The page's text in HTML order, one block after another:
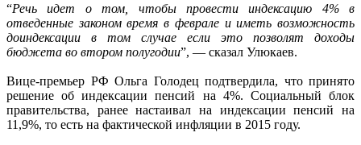
“Речь идет о том, чтобы провести индексацию 4% в
отведенные законом время в феврале и иметь возможность
доиндексации в том случае если это позволят доходы
бюджета во втором полугодии”, — сказал Улюкаев.
Вице-премьер РФ Ольга Голодец подтвердила, что принято
решение об индексации пенсий на 4%. Социальный блок
правительства, ранее настаивал на индексации пенсий на
11,9%, то есть на фактической инфляции в 2015 году.